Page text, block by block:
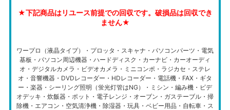
★下記商品はリユース前提での回収です。破損品は回収でき
ません★
ワープロ（液晶タイプ）・プロッタ・スキャナ・パソコンパーツ・電気
基板・パソコン周辺機器・ハードディスク・カーナビ・カーオーディ
オ・デジタルカメラ・ビデオカメラ・ミニコンポ・ラジカセ・ステレ
オ・音響機器・DVDレコーダー・HDレコーダー・電話機・FAX・ギタ
ー・楽器・シーリング照明（蛍光灯管はNG）・ミシン・編み機・ビデ
オデッキ・炊飯器・ポット・電子レンジ・オーブン・ガステーブル・掃
除機・エアコン・空気清浄機・除湿器・玩具・ベビー用品・自転車・ス